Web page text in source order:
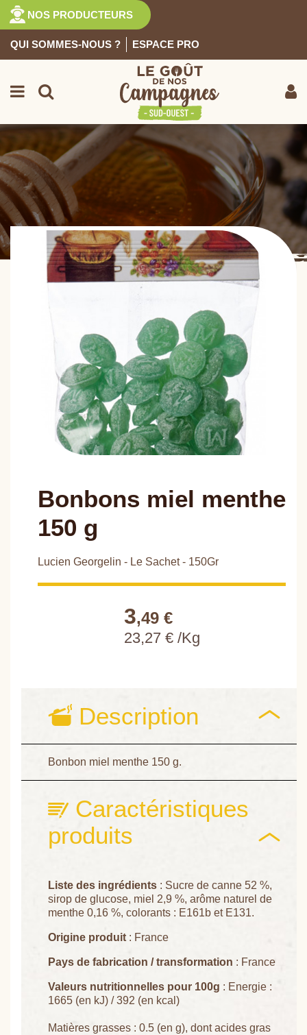
NOS PRODUCTEURS
QUI SOMMES-NOUS ? ESPACE PRO
EPICERIE SUCRÉE
Bonbons miel menthe
150 g
Lucien Georgelin - Le Sachet - 150Gr
3,49 €
23,27 € /Kg
Description
Bonbon miel menthe 150 g.
Caractéristiques
produits
Liste des ingrédients : Sucre de canne 52 %,
sirop de glucose, miel 2,9 %, arôme naturel de
menthe 0,16 %, colorants : E161b et E131.
Origine produit : France
Pays de fabrication / transformation : France
Valeurs nutritionnelles pour 100g : Energie :
1665 (en kJ) / 392 (en kcal)
Matières grasses : 0.5 (en g), dont acides gras